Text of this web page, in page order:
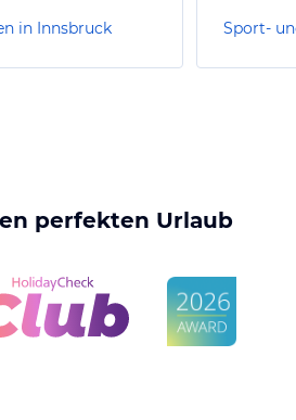
in Innsbruck
perfekten Urlaub